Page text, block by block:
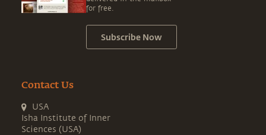
for free.
Subscribe Now
Contact Us
USA
Isha Institute of Inner
Sciences (USA)